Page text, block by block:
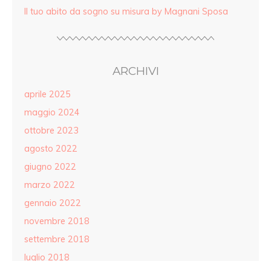
Il tuo abito da sogno su misura by Magnani Sposa
ARCHIVI
aprile 2025
maggio 2024
ottobre 2023
agosto 2022
giugno 2022
marzo 2022
gennaio 2022
novembre 2018
settembre 2018
luglio 2018